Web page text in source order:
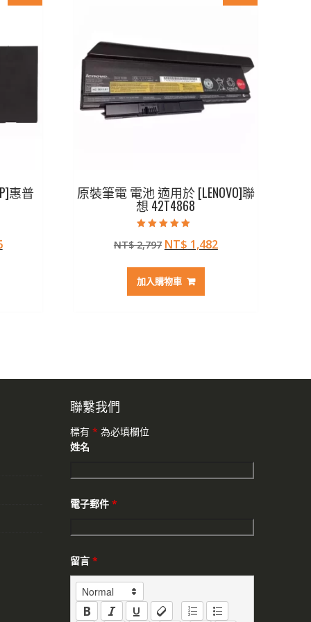
惠普
目
原裝筆電 電池 適用於 [LENOVO]聯
想 42T4868
5.00
滿分 5
NT$2,797 原
價
格：
NT$ 1,482目
加入購物車
聯繫我們
標有 * 為必填欄位
姓名
電子郵件 *
留言 *